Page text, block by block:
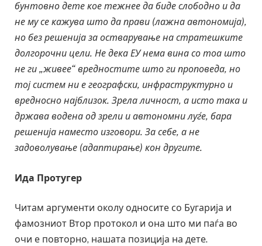
бунтовно дете кое тежнее да биде слободно и да
не му се кажува што да прави (лажна автономија),
но без решенија за остварување на стратешките
долгорочни цели. Не дека ЕУ нема вина со тоа што
не ги „живее“ вредностите што ги проповеда, но
тој систем ни е географски, инфраструктурно и
вредносно најблизок. Зрела личност, а исто така и
држава водена од зрели и автономни луѓе, бара
решенија наместо изговори. За себе, а не
задоволување (адаптирање) кон другите.
Ида Протугер
Читам аргументи околу односите со Бугарија и
фамозниот Втор протокол и она што ми паѓа во
очи е повторно, нашата позиција на дете.